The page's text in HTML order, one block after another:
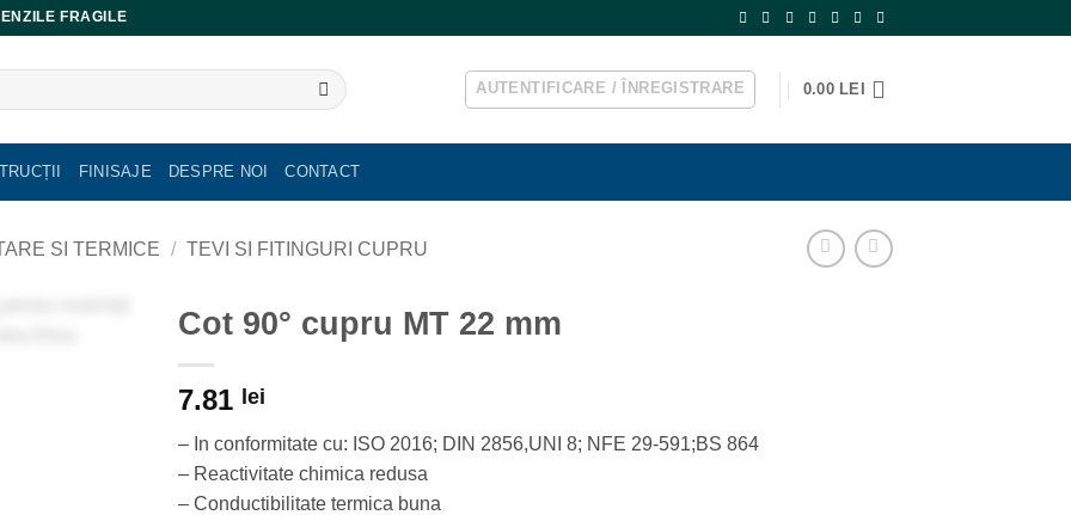
FRAGILE
AUTENTIFICARE / ÎNREGISTRARE 0.00 LEI
FINISAJE DESPRE NOI CONTACT
SI TERMICE / TEVI SI FITINGURI CUPRU
Cot 90° cupru MT 22 mm
7.81 lei
– In conformitate cu: ISO 2016; DIN 2856,UNI 8; NFE 29-591;BS 864
– Reactivitate chimica redusa
– Conductibilitate termica buna